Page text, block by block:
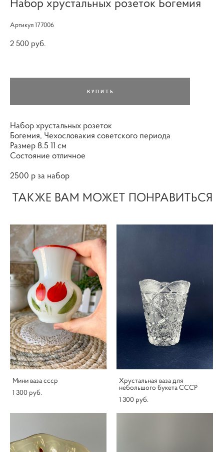
Артикул 177006
2 500 pуб.
КУПИТЬ
Набор хрустальных розеток
Богемия, Чехословакия советского периода
Размер 8.5 11 см
Состояние отличное
2500 р за набор
ТАКЖЕ ВАМ МОЖЕТ ПОНРАВИТЬСЯ
Мини ваза ссср
1 300 pуб.
Хрустальная ваза для
небольшого букета СССР
1 300 pуб.